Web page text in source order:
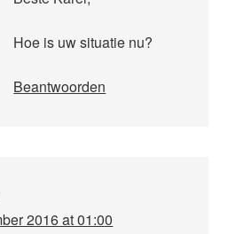
Hoe is uw situatie nu?
Beantwoorden
2016 at 01:00